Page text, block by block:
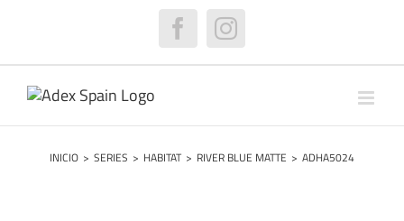
FacebookInstagram
INICIO > SERIES > HABITAT > RIVER BLUE MATTE > ADHA5024